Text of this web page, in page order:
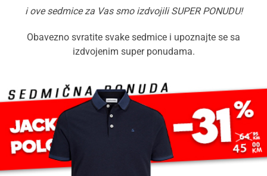
i ove sedmice za Vas smo izdvojili SUPER PONUDU!
Obavezno svratite svake sedmice i upoznajte se sa
izdvojenim super ponudama.